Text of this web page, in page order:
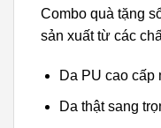
Combo quà tặng
sản xuất từ các
Da PU cao cấp
Da thật sang